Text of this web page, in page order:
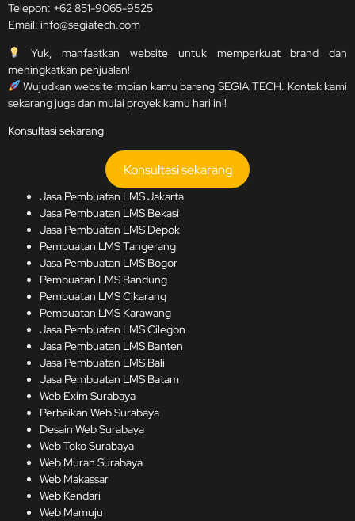
Telepon: +62 851-9065-9525
Email: info@segiatech.com
Yuk, manfaatkan website untuk memperkuat brand dan
meningkatkan penjualan!
Wujudkan website impian kamu bareng SEGIA TECH. Kontak kami
sekarang juga dan mulai proyek kamu hari ini!
Konsultasi sekarang
Konsultasi sekarang
Jasa Pembuatan LMS Jakarta
Jasa Pembuatan LMS Bekasi
Jasa Pembuatan LMS Depok
Pembuatan LMS Tangerang
Jasa Pembuatan LMS Bogor
Pembuatan LMS Bandung
Pembuatan LMS Cikarang
Pembuatan LMS Karawang
Jasa Pembuatan LMS Cilegon
Jasa Pembuatan LMS Banten
Jasa Pembuatan LMS Bali
Jasa Pembuatan LMS Batam
Web Exim Surabaya
Perbaikan Web Surabaya
Desain Web Surabaya
Web Toko Surabaya
Web Murah Surabaya
Web Makassar
Web Kendari
Web Mamuju